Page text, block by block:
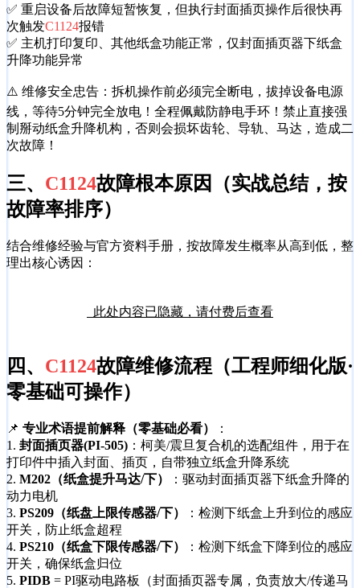
✅ 重启设备后故障短暂恢复，但执行封面插页操作后很快再
次触发C1124报错
✅ 主机打印复印、其他纸盒功能正常，仅封面插页器下纸盒
升降功能异常
⚠️ 维修安全忠告：拆机操作前必须完全断电，拔掉设备电源
线，等待5分钟完全放电！全程佩戴防静电手环！禁止直接强
制掰动纸盒升降机构，否则会损坏齿轮、导轨、马达，造成二
次故障！
三、 C1124故障根本原因（实战总结，按
故障率排序）
结合维修经验与官方资料手册，按故障发生概率从高到低，整
理出核心诱因：
此处内容已隐藏，请付费后查看
四、 C1124故障维修流程（工程师细化版·
零基础可操作）
📌 专业术语提前解释（零基础必看）
：
1. 封面插页器(PI-505) ：柯美/震旦复合机的选配组件，用于在
打印件中插入封面、插页，自带独立纸盒升降系统
2. M202（纸盒提升马达/下）
：驱动封面插页器下纸盒升降的
动力电机
3. PS209（纸盘上限传感器/下）
：检测下纸盒上升到位的感应
开关，防止纸盒超程
4. PS210（纸盒下限传感器/下）
：检测下纸盒下降到位的感应
开关，确保纸盒归位
5. PIDB = PI驱动电路板（封面插页器专属，负责放大/传递马